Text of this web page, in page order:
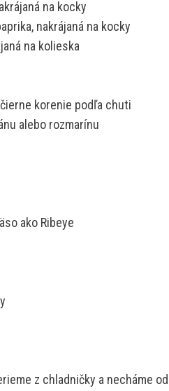
na kocky
nakrájaná na kocky
na kolieska
korenie podľa chuti
alebo rozmarínu
ako Ribeye
z chladničky a necháme